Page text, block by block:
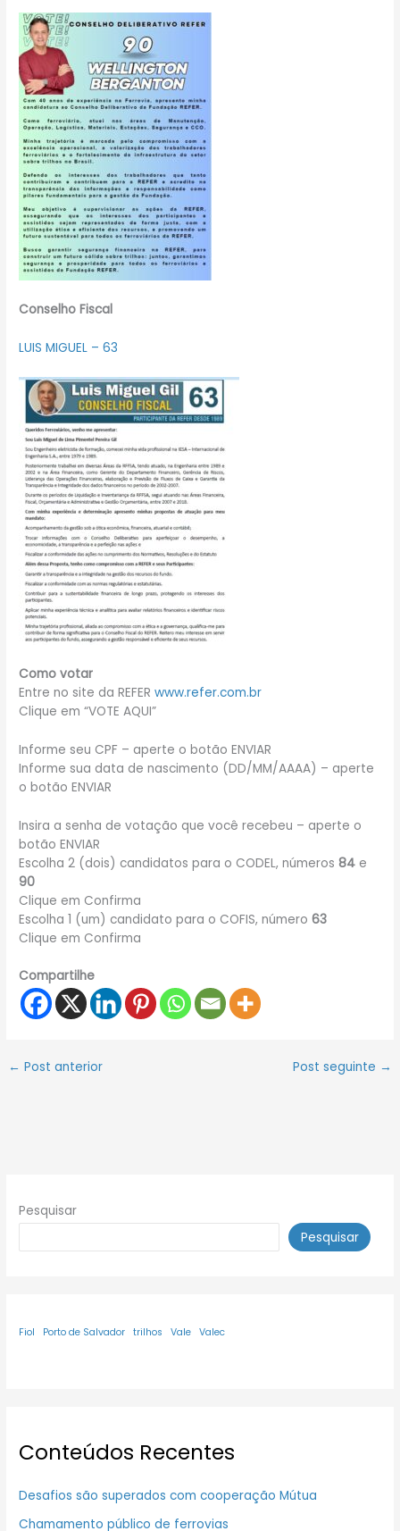
Conselho Fiscal
LUIS MIGUEL – 63
Como votar
Entre no site da REFERwww.refer.com.br
Clique em “VOTE AQUI”
Informe seu CPF – aperte o botão ENVIAR
Informe sua data de nascimento (DD/MM/AAAA) – aperte
o botão ENVIAR
Insira a senha de votação que você recebeu – aperte o
botão ENVIAR
Escolha 2 (dois) candidatos para o CODEL, números 84 e
90
Clique em Confirma
Escolha 1 (um) candidato para o COFIS, número63
Clique em Confirma
Compartilhe
← Post anterior Post seguinte →
Pesquisar
Pesquisar
Fiol Porto de Salvador trilhos Vale Valec
Conteúdos Recentes
Desafios são superados com cooperação Mútua
Chamamento público de ferrovias